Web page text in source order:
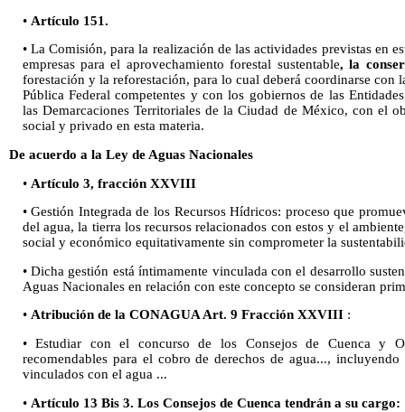
• Artículo 151.
• La Comisión, para la realización de las actividades previstas en
empresas para el aprovechamiento forestal sustentable, la
forestación y la reforestación, para lo cual deberá coordinarse con
Pública Federal competentes y con los gobiernos de las
las Demarcaciones Territoriales de la Ciudad de México, con el
social y privado en esta materia.
De acuerdo a la Ley de Aguas Nacionales
• Artículo 3, fracción XXVIII
• Gestión Integrada de los Recursos Hídricos: proceso que
del agua, la tierra los recursos relacionados con estos y el
social y económico equitativamente sin comprometer la
• Dicha gestión está íntimamente vinculada con el desarrollo
Aguas Nacionales en relación con este concepto se consideran
• Atribución de la CONAGUA Art. 9 Fracción XXVIII:
• Estudiar con el concurso de los Consejos de Cuenca y
recomendables para el cobro de derechos de agua...,
vinculados con el agua ...
• Artículo 13 Bis 3. Los Consejos de Cuenca tendrán a su cargo: